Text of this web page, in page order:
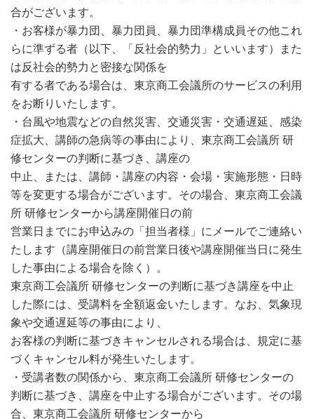
合がございます。
・お客様が暴力団、暴力団員、暴力団準構成員その他これ
らに準ずる者（以下、「反社会的勢力」といいます）また
は反社会的勢力と密接な関係を
有する者である場合は、東京商工会議所のサービスの利用
をお断りいたします。
・台風や地震などの自然災害、交通災害・交通遅延、感染
症拡大、講師の急病等の事由により、東京商工会議所 研
修センターの判断に基づき、講座の
中止、または、講師・講座の内容・会場・実施形態・日時
等を変更する場合がございます。その場合、東京商工会議
所 研修センターから講座開催日の前
営業日までにお申込みの「担当者様」にメールでご連絡い
たします（講座開催日の前営業日後や講座開催当日に発生
した事由による場合を除く）。
東京商工会議所 研修センターの判断に基づき講座を中止
した際には、受講料を全額返金いたします。なお、気象現
象や交通遅延等の事由により、
お客様の判断に基づきキャンセルされる場合は、規定に基
づくキャンセル料が発生いたします。
・受講者数の関係から、東京商工会議所 研修センターの
判断に基づき、講座を中止する場合がございます。その場
合、東京商工会議所 研修センターから